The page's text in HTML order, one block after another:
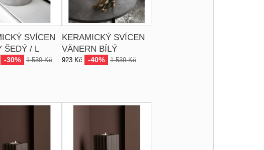
SVÍCEN
ŠEDÝ / L
-30% 1 539 Kč
KERAMICKÝ SVÍCEN
VÄNERN BÍLÝ
923 Kč -40% 1 539 Kč